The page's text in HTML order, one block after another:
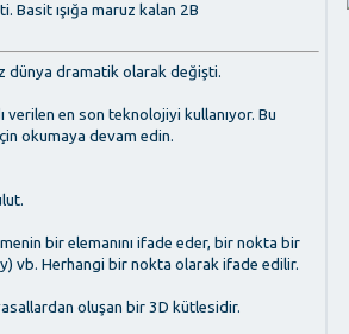
ışığa maruz kalan 2B
dünya dramatik olarak değişti.
verilen en son teknolojiyi kullanıyor. Bu
okumaya devam edin.
bir elemanını ifade eder, bir nokta bir
vb. Herhangi bir nokta olarak ifade edilir.
oluşan bir 3D kütlesidir.